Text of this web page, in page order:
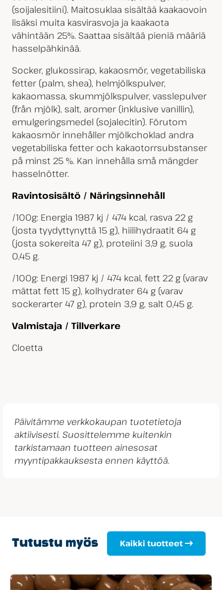
(soijalesitiini). Maitosuklaa sisältää kaakaovoin
lisäksi muita kasvirasvoja ja kaakaota
vähintään 25%. Saattaa sisältää pieniä määriä
hasselpähkinää.
Socker, glukossirap, kakaosmör, vegetabiliska
fetter (palm, shea), helmjölkspulver,
kakaomassa, skummjölkspulver, vasslepulver
(från mjölk), salt, aromer (inklusive vanillin),
emulgeringsmedel (sojalecitin). Förutom
kakaosmör innehåller mjölkchoklad andra
vegetabiliska fetter och kakaotorrsubstanser
på minst 25 %. Kan innehålla små mängder
hasselnötter.
Ravintosisältö / Näringsinnehåll
/100g: Energia 1987 kj / 474 kcal, rasva 22 g
(josta tyydyttynyttä 15 g), hiilihydraatit 64 g
(josta sokereita 47 g), proteiini 3,9 g, suola
0,45 g.
/100g: Energi 1987 kj / 474 kcal, fett 22 g (varav
mättat fett 15 g), kolhydrater 64 g (varav
sockerarter 47 g), protein 3,9 g, salt 0,45 g.
Valmistaja / Tillverkare
Cloetta
Päivitämme verkkokaupan tuotetietoja
aktiivisesti. Suosittelemme kuitenkin
tarkistamaan tuotteen ainesosat
myyntipakkauksesta ennen käyttöä.
Tutustu myös Kaikki tuotteet